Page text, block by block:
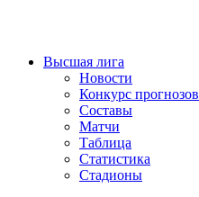
Высшая лига
Новости
Конкурс прогнозов
Составы
Матчи
Таблица
Статистика
Стадионы